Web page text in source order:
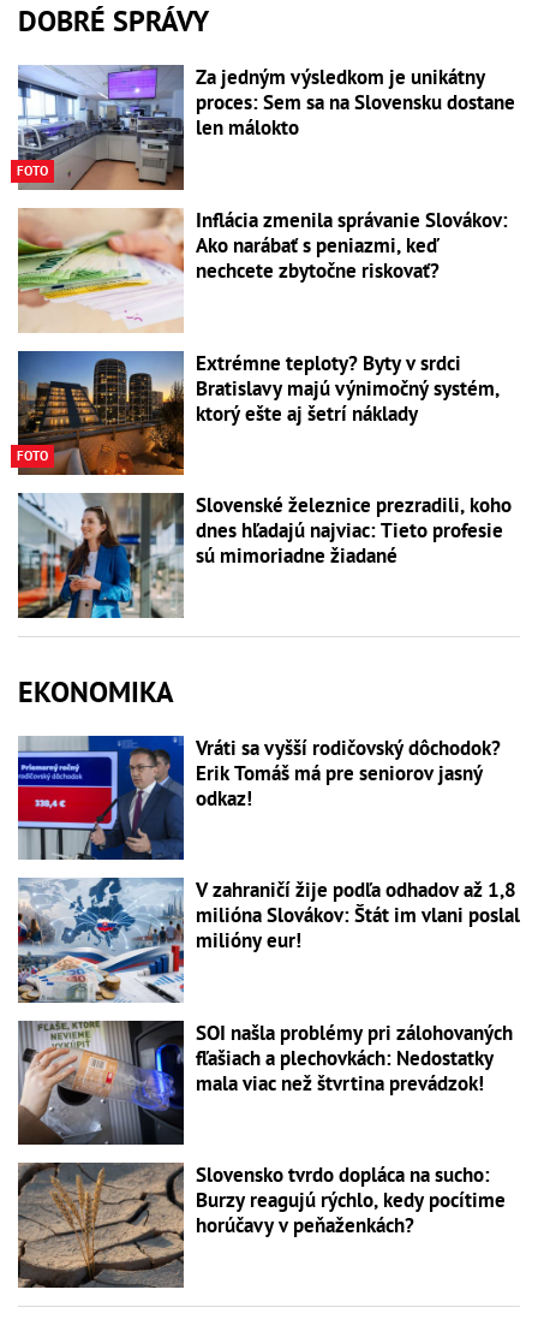
DOBRÉ SPRÁVY
FOTO
Za jedným výsledkom je unikátny
proces: Sem sa na Slovensku dostane
len málokto
Inflácia zmenila správanie Slovákov:
Ako narábať s peniazmi, keď
nechcete zbytočne riskovať?
FOTO
Extrémne teploty? Byty v srdci
Bratislavy majú výnimočný systém,
ktorý ešte aj šetrí náklady
Slovenské železnice prezradili, koho
dnes hľadajú najviac: Tieto profesie
sú mimoriadne žiadané
EKONOMIKA
Vráti sa vyšší rodičovský dôchodok?
Erik Tomáš má pre seniorov jasný
odkaz!
V zahraničí žije podľa odhadov až 1,8
milióna Slovákov: Štát im vlani poslal
milióny eur!
SOI našla problémy pri zálohovaných
fľašiach a plechovkách: Nedostatky
mala viac než štvrtina prevádzok!
Slovensko tvrdo dopláca na sucho:
Burzy reagujú rýchlo, kedy pocítime
horúčavy v peňaženkách?